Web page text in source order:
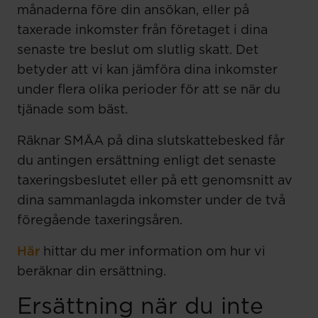
månaderna före din ansökan, eller på
taxerade inkomster från företaget i dina
senaste tre beslut om slutlig skatt. Det
betyder att vi kan jämföra dina inkomster
under flera olika perioder för att se när du
tjänade som bäst.
Räknar SMÅA på dina slutskattebesked får
du antingen ersättning enligt det senaste
taxeringsbeslutet eller på ett genomsnitt av
dina sammanlagda inkomster under de två
föregående taxeringsåren.
Här hittar du mer information om hur vi
beräknar din ersättning.
Ersättning när du inte